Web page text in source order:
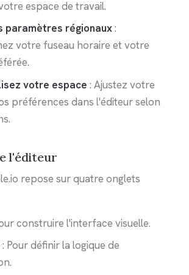
espace de travail.
paramètres régionaux:
votre fuseau horaire et votre
votre espace : Ajustez votre
préférences dans l'éditeur selon
l'éditeur
repose sur quatre onglets
construire l'interface visuelle.
: Pour définir la logique de